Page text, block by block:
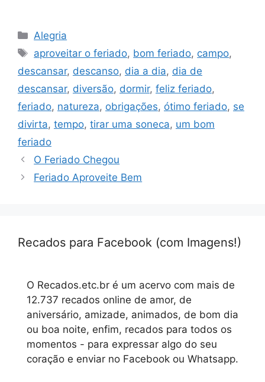
Categorias
Alegria
Tags
aproveitar o feriado, bom feriado, campo,
descansar, descanso, dia a dia, dia de
descansar, diversão, dormir, feliz feriado,
feriado, natureza, obrigações, ótimo feriado, se
divirta, tempo, tirar uma soneca, um bom
feriado
O Feriado Chegou
Feriado Aproveite Bem
Recados para Facebook (com Imagens!)
O Recados.etc.br é um acervo com mais de
12.737 recados online de amor, de
aniversário, amizade, animados, de bom dia
ou boa noite, enfim, recados para todos os
momentos - para expressar algo do seu
coração e enviar no Facebook ou Whatsapp.